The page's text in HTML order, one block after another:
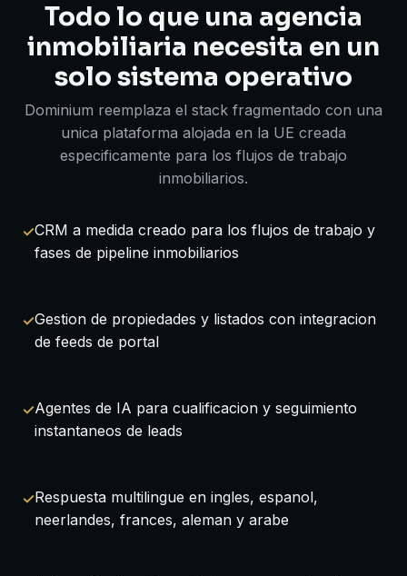
Todo lo que una agencia
inmobiliaria necesita en un
solo sistema operativo
Dominium reemplaza el stack fragmentado con una
unica plataforma alojada en la UE creada
especificamente para los flujos de trabajo
inmobiliarios.
CRM a medida creado para los flujos de trabajo y
fases de pipeline inmobiliarios
Gestion de propiedades y listados con integracion
de feeds de portal
Agentes de IA para cualificacion y seguimiento
instantaneos de leads
Respuesta multilingue en ingles, espanol,
neerlandes, frances, aleman y arabe